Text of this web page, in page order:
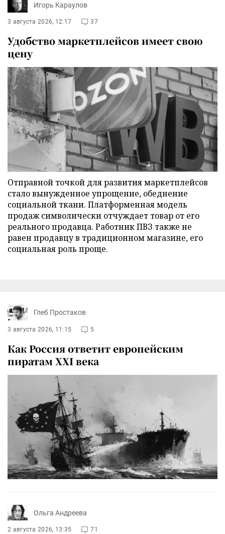
Игорь Караулов
3 августа 2026, 12:17 37
Удобство маркетплейсов имеет свою
цену
Отправной точкой для развития маркетплейсов
стало вынужденное упрощение, обеднение
социальной ткани. Платформенная модель
продаж символически отчуждает товар от его
реального продавца. Работник ПВЗ также не
равен продавцу в традиционном магазине, его
социальная роль проще.
Глеб Простаков
3 августа 2026, 11:15 5
Как Россия ответит европейским
пиратам XXI века
Ольга Андреева
2 августа 2026, 13:35 71